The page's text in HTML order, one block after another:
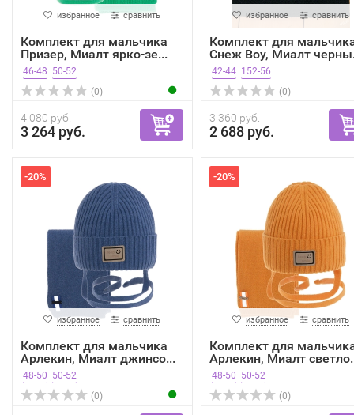
избранное сравнить
Комплект для мальчика
Призер, Миалт ярко-зе...
46-48 50-52
(0)
4 080 руб.
3 264 руб.
избранное сравнить
Комплект для
Снеж Boy, Миалт
42-44 152-56
(0)
3 360 руб.
2 688 руб.
-20%
избранное сравнить
Комплект для мальчика
Арлекин, Миалт джинсо...
48-50 50-52
(0)
-20%
избранное сравнить
Комплект для
Арлекин, Миалт
48-50 50-52
(0)